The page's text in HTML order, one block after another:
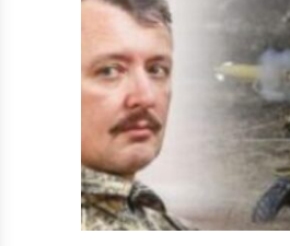
Этот сайт использует Akismet для
Узнайте, как обрабатываются